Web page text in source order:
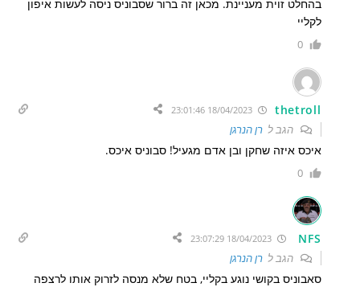
בהחלט זוית מעניינת. מכאן זה ברור שסבוניס ניסה לעשות איפון
לקליי
0
thetroll
18/04/2023 23:01:46
הגב לרן הנרגן
איכס איזה שחקן ובן אדם מגעיל! סבוניס איכס.
0
NFS
הגב לרן הנרגן
סאבוניס בקושי נוגע בקליי, בטח שלא מנסה לזרוק אותו לרצפה